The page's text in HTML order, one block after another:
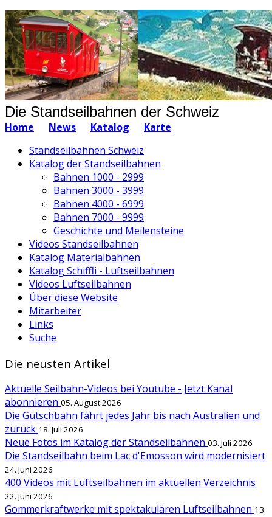
Die Standseilbahnen der Schweiz
Home News Katalog
Karte
Standseilbahnen Schweiz
Katalog der Standseilbahnen
Bahnen 1000 - 2999
Bahnen 3000 - 3999
Bahnen 4000 - 6999
Bahnen 7000 - 9999
Geschichte und Meilensteine
Videos Standseilbahnen
Katalog Materialbahnen
Katalog Schiffli - Luftseilbahnen
Videos Luftseilbahnen
Über diese Website
Mitarbeiter
Links
Suche
Die neusten Artikel
Aktuelle Seilbahn-Videos bei Youtube - Jetzt Kanal
abonnieren 05. August 2026
Die Gütschbahn fährt jedes Jahr bis nach Australien und
zurück 18. Juli 2026
Neue Fotos im Katalog der Standseilbahnen 03. Juli 2026
Die Standseilbahn beim Lac d'Emosson wird modernisiert
24. Juni 2026
400 Videos mit Luftseilbahnen im aktuellen Verzeichnis
22. Juni 2026
Gommerkraftwerke mit spektakulären Luftseilbahnen 13.